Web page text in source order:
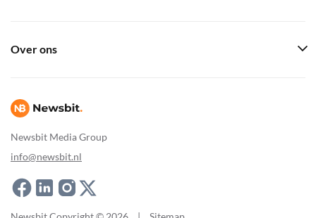
Newsbit Media Group
info@newsbit.nl
Over ons